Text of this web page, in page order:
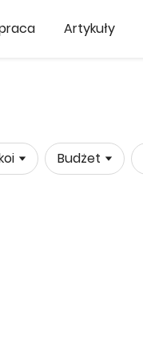
Artykuły
Budżet